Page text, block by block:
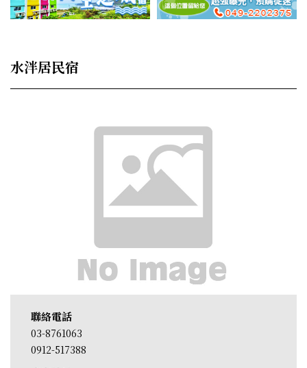
水泮居民宿
聯絡電話
03-8761063
0912-517388